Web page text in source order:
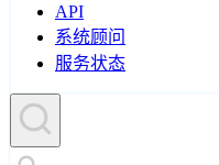
API
系统顾问
服务状态